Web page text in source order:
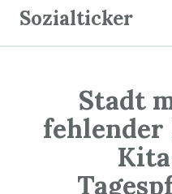
Sozialticker
Stadt
fehlender